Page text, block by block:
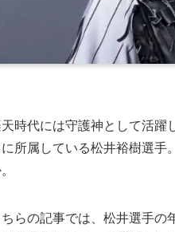
時代には守護神として活躍
に所属している松井裕樹選手
ちらの記事では、松井選手の